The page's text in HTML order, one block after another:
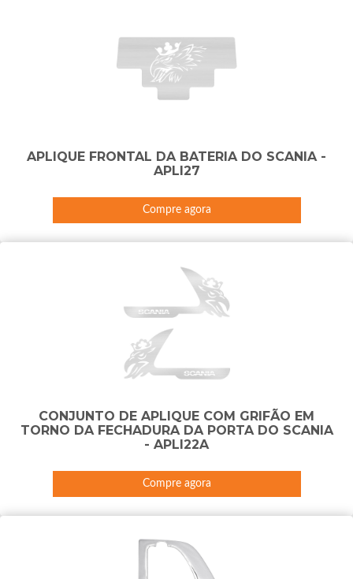
APLIQUE FRONTAL DA BATERIA DO SCANIA -
APLI27
Compre agora
CONJUNTO DE APLIQUE COM GRIFÃO EM
TORNO DA FECHADURA DA PORTA DO SCANIA
- APLI22A
Compre agora